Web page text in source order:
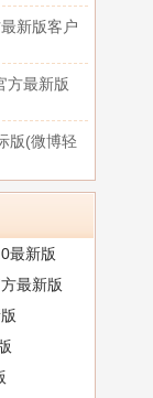
新版客户
方最新版
版(微博轻
最新版
最新版